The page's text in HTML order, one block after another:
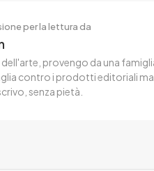
per la lettura da
dell'arte, provengo da una
contro i prodotti editoriali
senza pietà.